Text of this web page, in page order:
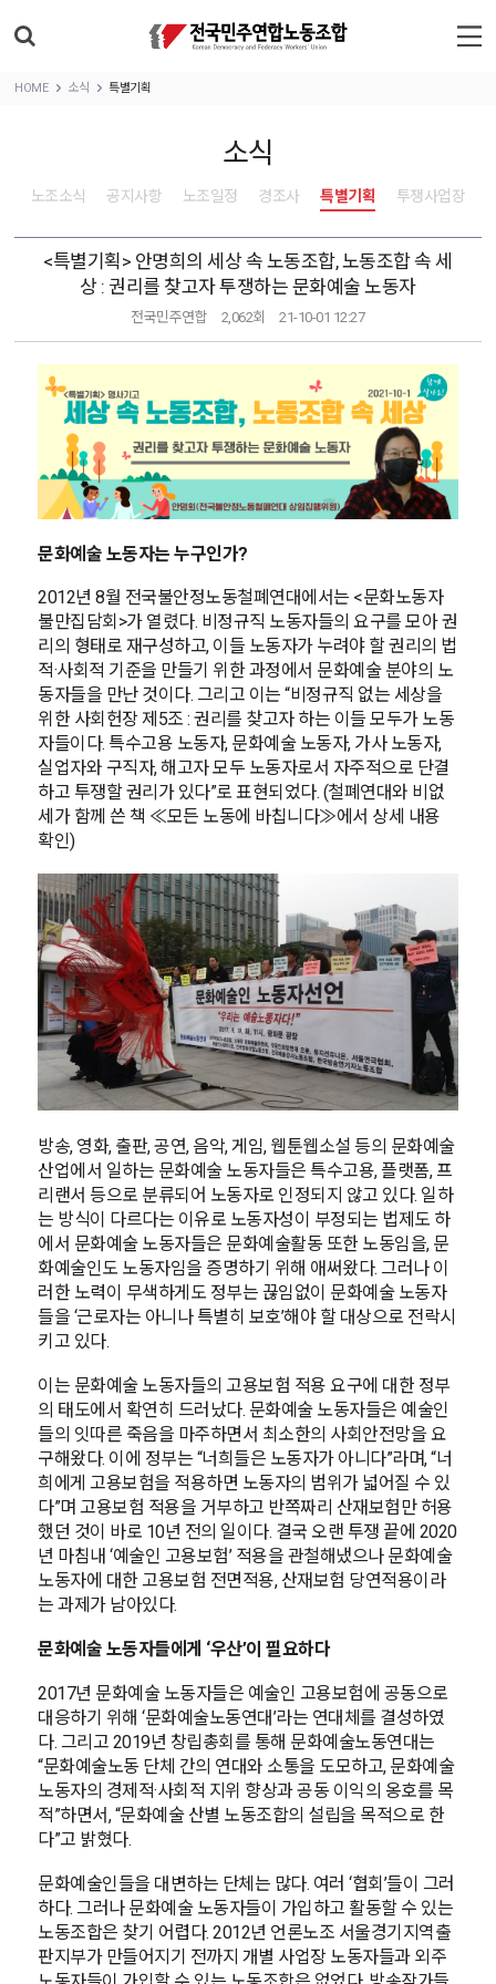
HOME 소식 특별기획
소식
노조소식 공지사항 노조일정 경조사 특별기획 투쟁사업장
<특별기획> 안명희의 세상 속 노동조합, 노동조합 속 세
상 : 권리를 찾고자 투쟁하는 문화예술 노동자
전국민주연합 2,062회 21-10-01 12:27
문화예술 노동자는 누구인가?
2012년 8월 전국불안정노동철폐연대에서는 <문화노동자
불만집담회>가 열렸다. 비정규직 노동자들의 요구를 모아 권
리의 형태로 재구성하고, 이들 노동자가 누려야 할 권리의 법
적·사회적 기준을 만들기 위한 과정에서 문화예술 분야의 노
동자들을 만난 것이다. 그리고 이는 “비정규직 없는 세상을
위한 사회헌장 제5조 : 권리를 찾고자 하는 이들 모두가 노동
자들이다. 특수고용 노동자, 문화예술 노동자, 가사 노동자,
실업자와 구직자, 해고자 모두 노동자로서 자주적으로 단결
하고 투쟁할 권리가 있다”로 표현되었다. (철폐연대와 비없
세가 함께 쓴 책 ≪모든 노동에 바칩니다≫에서 상세 내용
확인)
방송, 영화, 출판, 공연, 음악, 게임, 웹툰웹소설 등의 문화예술
산업에서 일하는 문화예술 노동자들은 특수고용, 플랫폼, 프
리랜서 등으로 분류되어 노동자로 인정되지 않고 있다. 일하
는 방식이 다르다는 이유로 노동자성이 부정되는 법제도 하
에서 문화예술 노동자들은 문화예술활동 또한 노동임을, 문
화예술인도 노동자임을 증명하기 위해 애써왔다. 그러나 이
러한 노력이 무색하게도 정부는 끊임없이 문화예술 노동자
들을 ‘근로자는 아니나 특별히 보호’해야 할 대상으로 전락시
키고 있다.
이는 문화예술 노동자들의 고용보험 적용 요구에 대한 정부
의 태도에서 확연히 드러났다. 문화예술 노동자들은 예술인
들의 잇따른 죽음을 마주하면서 최소한의 사회안전망을 요
구해왔다. 이에 정부는 “너희들은 노동자가 아니다”라며, “너
희에게 고용보험을 적용하면 노동자의 범위가 넓어질 수 있
다”며 고용보험 적용을 거부하고 반쪽짜리 산재보험만 허용
했던 것이 바로 10년 전의 일이다. 결국 오랜 투쟁 끝에 2020
년 마침내 ‘예술인 고용보험’ 적용을 관철해냈으나 문화예술
노동자에 대한 고용보험 전면적용, 산재보험 당연적용이라
는 과제가 남아있다.
문화예술 노동자들에게 ‘우산’이 필요하다
2017년 문화예술 노동자들은 예술인 고용보험에 공동으로
대응하기 위해 ‘문화예술노동연대’라는 연대체를 결성하였
다. 그리고 2019년 창립총회를 통해 문화예술노동연대는
“문화예술노동 단체 간의 연대와 소통을 도모하고, 문화예술
노동자의 경제적·사회적 지위 향상과 공동 이익의 옹호를 목
적”하면서, “문화예술 산별 노동조합의 설립을 목적으로 한
다”고 밝혔다.
문화예술인들을 대변하는 단체는 많다. 여러 ‘협회’들이 그러
하다. 그러나 문화예술 노동자들이 가입하고 활동할 수 있는
노동조합은 찾기 어렵다. 2012년 언론노조 서울경기지역출
판지부가 만들어지기 전까지 개별 사업장 노동자들과 외주